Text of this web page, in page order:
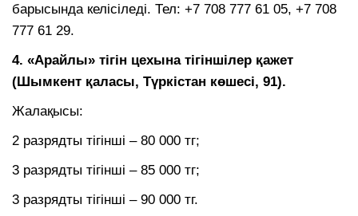
барысында келісіледі. Тел: +7 708 777 61 05, +7 708
777 61 29.
4. «Арайлы» тігін цехына тігіншілер қажет
(Шымкент қаласы, Түркістан көшесі, 91).
Жалақысы:
2 разрядты тігінші – 80 000 тг;
3 разрядты тігінші – 85 000 тг;
3 разрядты тігінші – 90 000 тг.